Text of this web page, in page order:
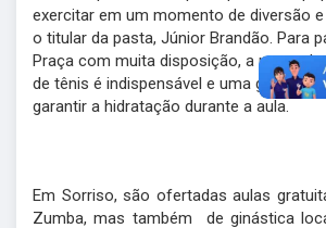
exercitar em um momento de diversão e
o titular da pasta, Júnior Brandão. Para
Praça com muita disposição, a roupa
de tênis é indispensável e uma garrafinha
garantir a hidratação durante a aula.
Em Sorriso, são ofertadas aulas
Zumba, mas também de ginástica